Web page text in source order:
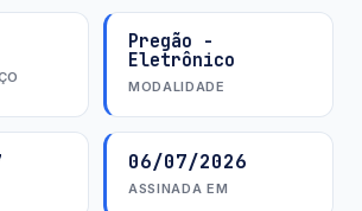
Pregão -
Eletrônico
MODALIDADE
06/07/2026
ASSINADA EM